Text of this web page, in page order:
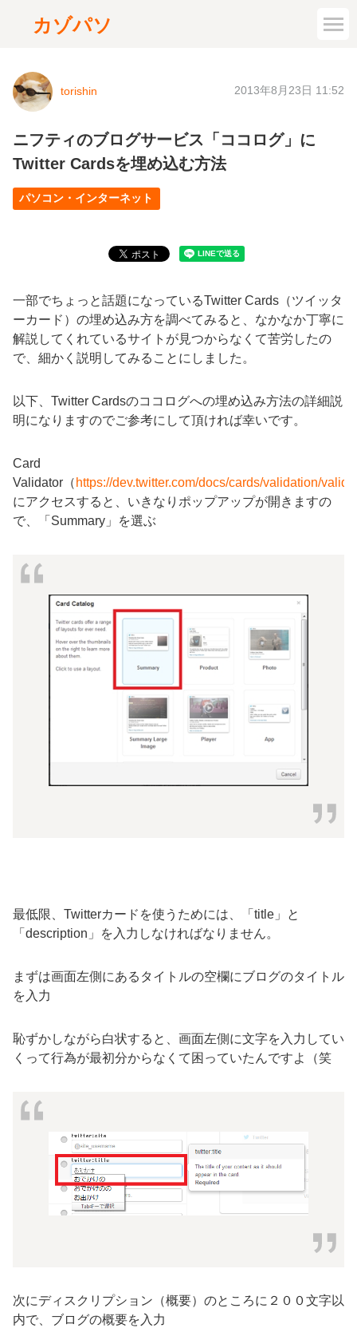
カゾパソ
torishin 2013年8月23日 11:52
ニフティのブログサービス「ココログ」に
Twitter Cardsを埋め込む方法
パソコン・インターネット
一部でちょっと話題になっているTwitter Cards（ツイッタ
ーカード）の埋め込み方を調べてみると、なかなか丁寧に
解説してくれているサイトが見つからなくて苦労したの
で、細かく説明してみることにしました。
以下、Twitter Cardsのココログへの埋め込み方法の詳細説
明になりますのでご参考にして頂ければ幸いです。
Card
Validator（ https://dev.twitter.com/docs/cards/validation/
にアクセスすると、いきなりポップアップが開きますの
で、「Summary」を選ぶ
最低限、Twitterカードを使うためには、「title」と
「description」を入力しなければなりません。
まずは画面左側にあるタイトルの空欄にブログのタイトル
を入力
恥ずかしながら白状すると、画面左側に文字を入力してい
くって行為が最初分からなくて困っていたんですよ（笑
次にディスクリプション（概要）のところに２００文字以
内で、ブログの概要を入力